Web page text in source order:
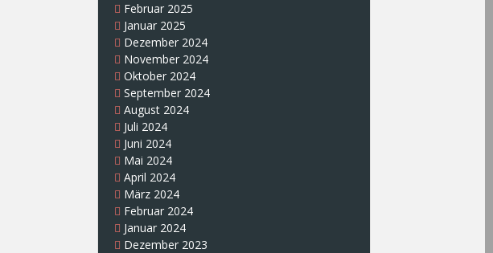
Februar 2025
Januar 2025
Dezember 2024
November 2024
Oktober 2024
September 2024
August 2024
Juli 2024
Juni 2024
Mai 2024
April 2024
März 2024
Februar 2024
Januar 2024
Dezember 2023